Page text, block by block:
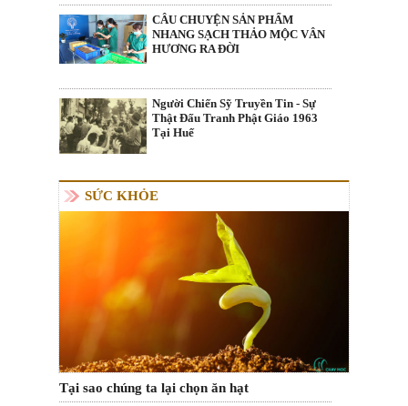
CÂU CHUYỆN SẢN PHẨM
NHANG SẠCH THẢO MỘC VÂN
HƯƠNG RA ĐỜI
Người Chiến Sỹ Truyền Tin - Sự
Thật Đấu Tranh Phật Giáo 1963
Tại Huế
SỨC KHỎE
Tại sao chúng ta lại chọn ăn hạt